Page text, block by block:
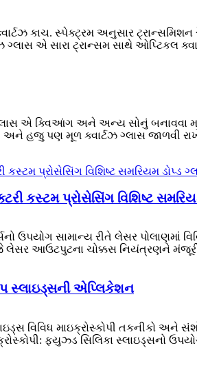
કાચ. સ્પેક્ટ્રમ અનુસાર
ગ્લાસ એ સારા ટ્રાન્સમ સાથે ઓપ્ટિકલ
એ ક્વિઆંગ અને અન્ય સોનું બનાવવા
પણ મૂળ ક્વાર્ટઝ ગ્લાસ જાળવી રાખે છે
કસ્ટમ પ્રોસેસિંગ વિશિષ્ટ
ઉપયોગ સામાન્ય રીતે લેસર
લેસર આઉટપુટના ચોક્કસ નિયંત્રણને
સ્લાઇડ્સની એપ્લિકેશન
વિવિધ માઇક્રોસ્કોપી તકનીકો
ફ્યુઝ્ડ સિલિકા સ્લાઇડ્સનો